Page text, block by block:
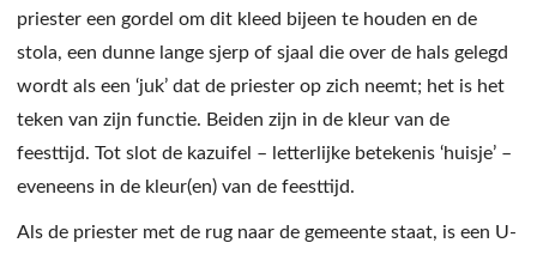
priester een gordel om dit kleed bijeen te houden en de
stola, een dunne lange sjerp of sjaal die over de hals gelegd
wordt als een ‘juk’ dat de priester op zich neemt; het is het
teken van zijn functie. Beiden zijn in de kleur van de
feesttijd. Tot slot de kazuifel – letterlijke betekenis ‘huisje’ –
eveneens in de kleur(en) van de feesttijd.
Als de priester met de rug naar de gemeente staat, is een U-